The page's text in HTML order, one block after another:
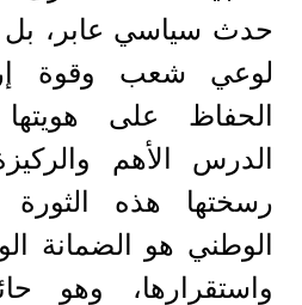
حدث سياسي عابر، بل
لوعي شعب وقوة
الحفاظ على
الدرس الأهم
رسختها هذه الثورة
الوطني هو الضمانة
واستقرارها، وهو